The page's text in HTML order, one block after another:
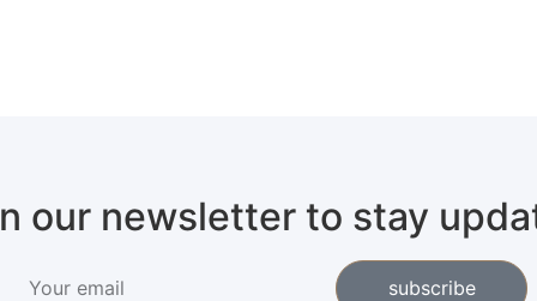
our newsletter to stay
subscribe